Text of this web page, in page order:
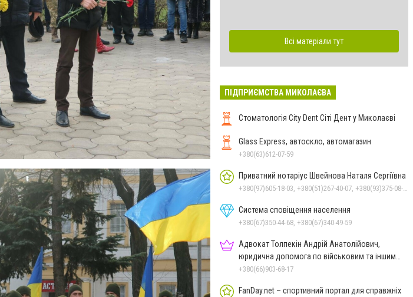
Всі матеріали тут
ПІДПРИЄМСТВА МИКОЛАЄВА
Стоматологія City Dent Сіті Дент у Миколаєві
Glass Express, автоскло, автомагазин
+380(63)612-07-59
Приватний нотаріус Швейнова Наталя Сергіївна
Система сповіщення населення
+380(67)350-44-68, +380(67)340-49-59
Адвокат Толпекін Андрій Анатолійович,
юридична допомога по військовим та іншим
справам
+380(66)903-68-17
FanDay.net – спортивний портал для справжніх